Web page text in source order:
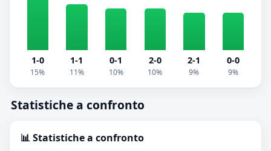
1-0
15%
1-1
11%
0-1
10%
2-0
10%
2-1
9%
0-0
9%
Statistiche a confronto
📊 Statistiche a confronto